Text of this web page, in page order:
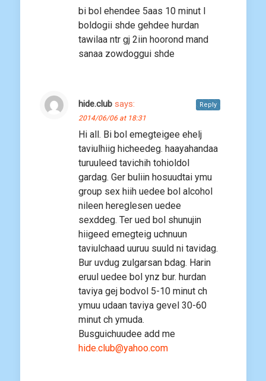
bi bol ehendee 5aas 10 minut l
boldogii shde gehdee hurdan
tawilaa ntr gj 2iin hoorond mand
sanaa zowdoggui shde
hide.club says:
2014/06/06 at 18:31
Hi all. Bi bol emegteigee ehelj
taviulhiig hicheedeg. haayahandaa
turuuleed tavichih tohioldol
gardag. Ger buliin hosuudtai ymu
group sex hiih uedee bol alcohol
nileen hereglesen uedee
sexddeg. Ter ued bol shunujin
hiigeed emegteig uchnuun
taviulchaad uuruu suuld ni tavidag.
Bur uvdug zulgarsan bdag. Harin
eruul uedee bol ynz bur. hurdan
taviya gej bodvol 5-10 minut ch
ymuu udaan taviya gevel 30-60
minut ch ymuda.
Busguichuudee add me
hide.club@yahoo.com
Reply